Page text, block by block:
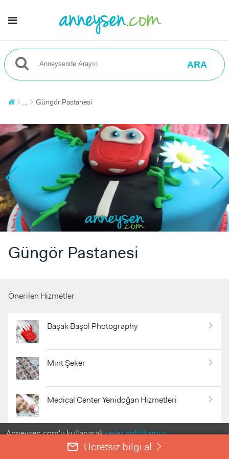
ARA
... Güngör Pastanesi
Güngör Pastanesi
Önerilen Hizmetler
Başak Başol Photography
Mint Şeker
Medical Center Yenidoğan Hizmetleri
evdekibakicim.com
Anneysen.com'u kullanarakçerez politikamızı
kabul etmiş olursunuz.
mail_outline Ücretsiz bilgi al right